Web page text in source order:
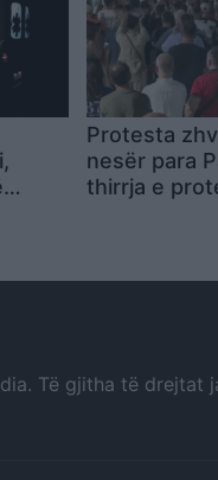
Protesta
nesër para
thirrja e
Të gjitha të drejtat